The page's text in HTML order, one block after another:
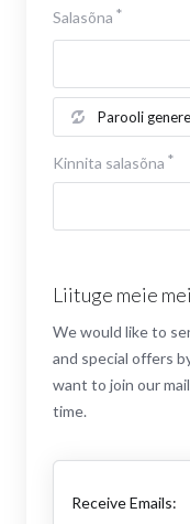
Salasõna
Parooli
Kinnita salasõna
Liituge meie
We would like to
and special offers
want to join our
time.
Receive Emails: